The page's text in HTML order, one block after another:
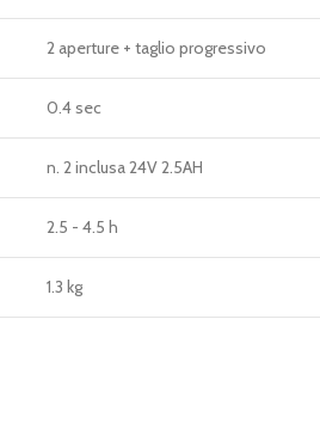
2 aperture + taglio progressivo
0.4 sec
n. 2 inclusa 24V 2.5AH
2.5 - 4.5 h
1.3 kg